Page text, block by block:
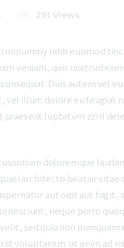
291 Views
nonummy nibh euismod
veniam, quis nostrud
Duis autem vel
vel illum dolore eu feugiat
praesent luptatum zzril
doloremque
architecto beatae vitae
aut odit aut fugit,
nesciunt, neque porro
sed quia non numquam
voluptatem. ut enim ad